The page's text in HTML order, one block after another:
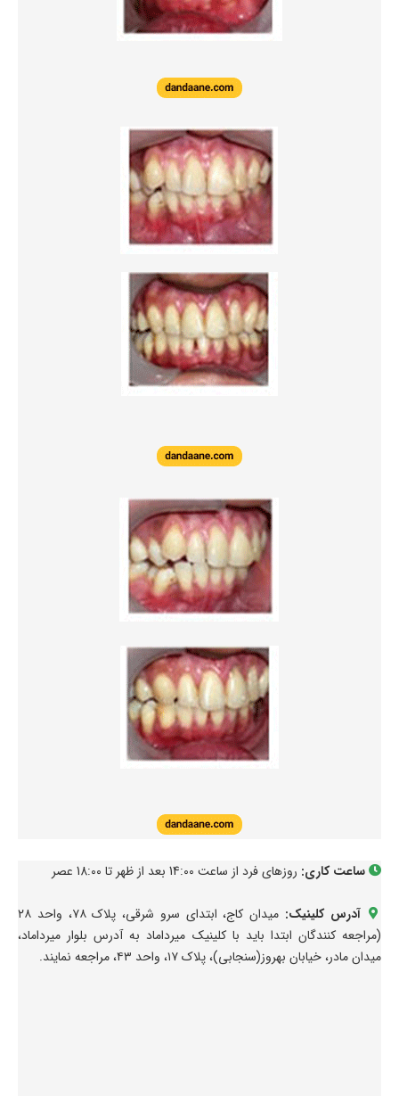
ساعت کاری: روزهای فرد از ساعت 14:00 بعد از ظهر تا 18:00 عصر
آدرس کلینیک:
میدان کاج، ابتدای سرو شرقی، پلاک ۷۸، واحد ۲۸
(مراجعه کنندگان ابتدا باید با کلینیک میرداماد به آدرس بلوار میرداماد،
میدان مادر، خیابان بهروز(سنجابی)، پلاک ۱۷، واحد ۴۳، مراجعه نمایند.